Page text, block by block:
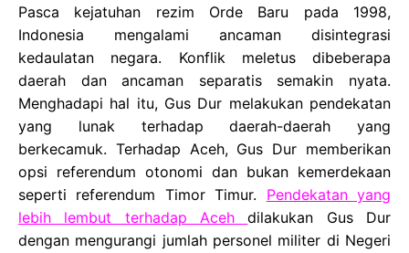
Pasca kejatuhan rezim Orde Baru pada 1998,
Indonesia mengalami ancaman disintegrasi
kedaulatan negara. Konflik meletus dibeberapa
daerah dan ancaman separatis semakin nyata.
Menghadapi hal itu, Gus Dur melakukan pendekatan
yang lunak terhadap daerah-daerah yang
berkecamuk. Terhadap Aceh, Gus Dur memberikan
opsi referendum otonomi dan bukan kemerdekaan
seperti referendum Timor Timur. Pendekatan yang
lebih lembut terhadap Acehdilakukan Gus Dur
dengan mengurangi jumlah personel militer di Negeri